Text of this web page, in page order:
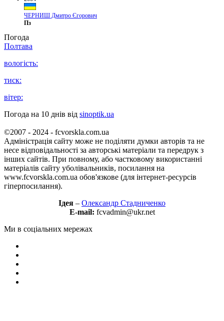
ЧЕРНИШ Дмитро Єгорович
Пз
Погода
Полтава
вологість:
тиск:
вітер:
Погода на 10 днів від sinoptik.ua
©2007 - 2024 - fcvorskla.com.ua
Адміністрація сайту може не поділяти думки авторів та не
несе відповідальності за авторські матеріали та передрук з
інших сайтів. При повному, або частковому використанні
матеріалів сайту уболівальників, посилання на
www.fcvorskla.com.ua обов'язкове (для інтернет-ресурсів
гіперпосилання).
Ідея – Олександр Стадниченко
E-mail: fcvadmin@ukr.net
Ми в соціальних мережах